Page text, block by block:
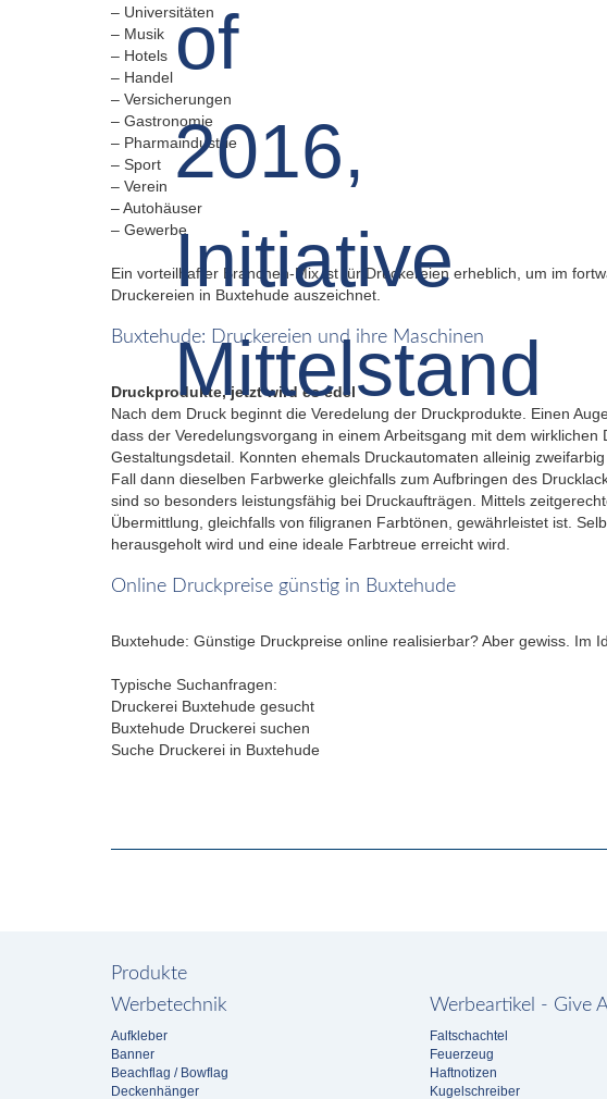
– Universitäten
– Musik
– Hotels
– Handel
– Versicherungen
– Gastronomie
– Pharmaindustrie
– Sport
– Verein
– Autohäuser
– Gewerbe
Ein vorteilhafter Branchen-Mix ist für Druckereien erheblich, um im
Druckereien in Buxtehude auszeichnet.
Buxtehude: Druckereien und ihre Maschinen
Druckprodukte, jetzt wird es edel
Nach dem Druck beginnt die Veredelung der Druckprodukte. Einen
dass der Veredelungsvorgang in einem Arbeitsgang mit dem
Gestaltungsdetail. Konnten ehemals Druckautomaten alleinig
Fall dann dieselben Farbwerke gleichfalls zum Aufbringen des
sind so besonders leistungsfähig bei Druckaufträgen. Mittels
Übermittlung, gleichfalls von filigranen Farbtönen, gewährleistet ist.
herausgeholt wird und eine ideale Farbtreue erreicht wird.
Online Druckpreise günstig in Buxtehude
Buxtehude: Günstige Druckpreise online realisierbar? Aber gewiss. Im
Typische Suchanfragen:
Druckerei Buxtehude gesucht
Buxtehude Druckerei suchen
Suche Druckerei in Buxtehude
Produkte
Werbetechnik
Aufkleber
Banner
Beachflag / Bowflag
Deckenhänger
Werbeartikel - Give
Faltschachtel
Feuerzeug
Haftnotizen
Kugelschreiber